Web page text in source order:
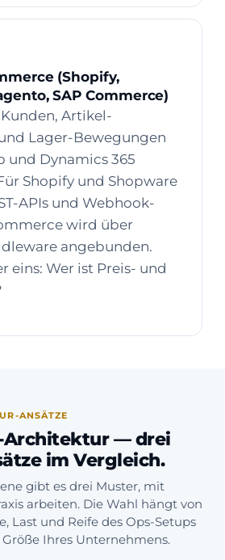
(Shopify,
SAP Commerce)
Artikel-
Lager-Bewegungen
und Dynamics 365
Shopify und Shopware
APIs und Webhook-
wird über
angebunden.
eins: Wer ist Preis- und
ANSÄTZE
Architektur — drei
im Vergleich.
gibt es drei Muster, mit
arbeiten. Die Wahl hängt von
Last und Reife des Ops-Setups
Ihres Unternehmens.